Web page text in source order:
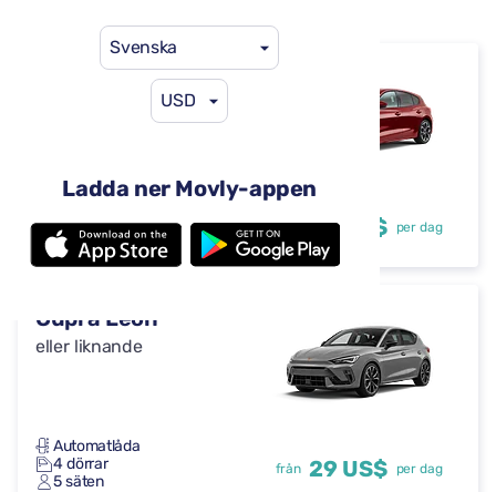
Svenska
USD
Ladda ner Movly-appen
Ford Focus
4 dörrar
5 säten
från 29 US$ per dag
Cupra Leon
eller liknande
Automatlåda
4 dörrar
5 säten
från 29 US$ per dag